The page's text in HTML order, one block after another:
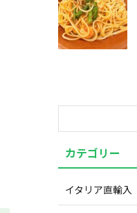
カテゴリー
イタリア直輸入